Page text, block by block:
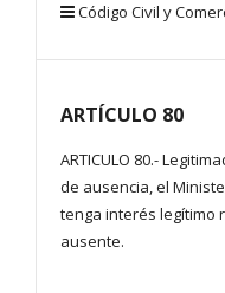
Código Civil y
ARTÍCULO 80
ARTICULO 80.-
de ausencia, el
tenga interés legítimo
ausente.